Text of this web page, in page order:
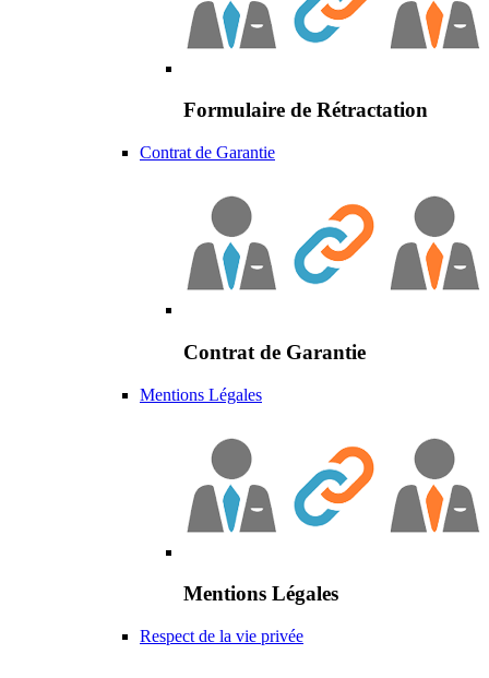
Formulaire de Rétractation
Contrat de Garantie
Contrat de Garantie
Mentions Légales
Mentions Légales
Respect de la vie privée